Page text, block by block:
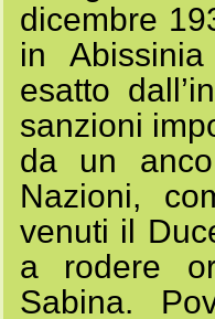
dicembre
in
esatto
sanzioni
da un
Nazioni,
venuti il
a rodere
Sabina.